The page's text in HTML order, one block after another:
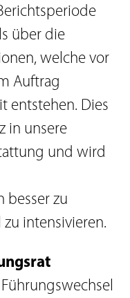
über die
welche vor
Auftrag
entstehen. Dies
in unsere
und wird
besser zu
intensivieren.